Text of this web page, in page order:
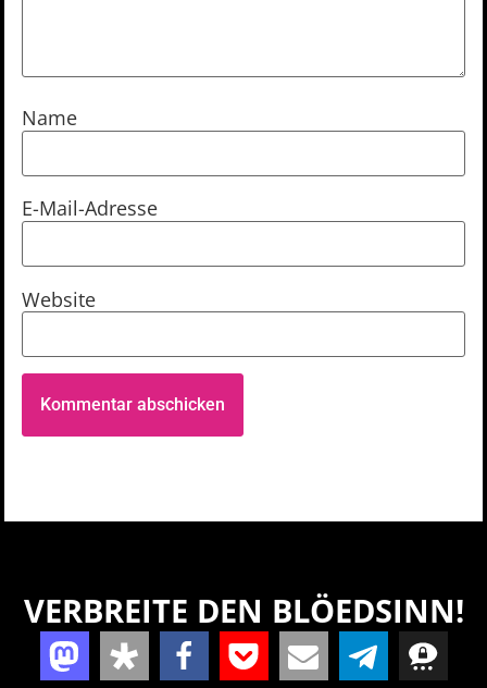
Name
E-Mail-Adresse
Website
VERBREITE DEN BLÖEDSINN!